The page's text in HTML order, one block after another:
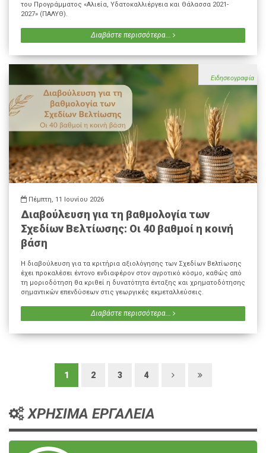
του Προγράμματος «Αλιεία, Υδατοκαλλιέργεια και Θάλασσα 2021-
2027» (ΠΑΛΥΘ).
Διαβάστε περισσότερα...
Ειδησεογραφία
Πέμπτη, 11 Ιουνίου 2026
Διαβούλευση για τη βαθμολογία των
Σχεδίων Βελτίωσης: Οι 40 βαθμοί η κοινή
βάση
Η διαβούλευση για τα κριτήρια αξιολόγησης των Σχεδίων Βελτίωσης
έχει προκαλέσει έντονο ενδιαφέρον στον αγροτικό κόσμο, καθώς από
τη μοριοδότηση θα κριθεί η δυνατότητα ένταξης και χρηματοδότησης
σημαντικών επενδύσεων στις γεωργικές εκμεταλλεύσεις.
Διαβάστε περισσότερα...
1 2 3 4
ΧΡΗΣΙΜΑ ΕΡΓΑΛΕΙΑ